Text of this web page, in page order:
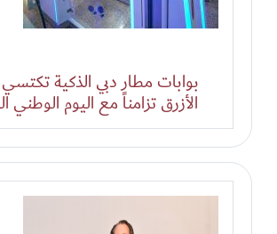
بوابات مطار دبي الذكية تكتسي
الأزرق تزامناً مع اليوم الوطني